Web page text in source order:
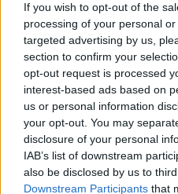
If you wish to opt-out of the
processing of your personal
targeted advertising by us,
section to confirm your
opt-out request is processed
interest-based ads based on
us or personal information
your opt-out. You may
disclosure of your personal
IAB’s list of downstream
also be disclosed by us to
Downstream Participants that
ΠΡΟΣΦΥΓΕΣ
«Ένα βιβλίο, ένα
τα παιδιά του Κοινωνικού
Φροντιστηρίου Μυτιλήνης
Βραβεύτηκαν οι μαθητές
προσπάθειά τους – Ο Ματίν,
πρόσφυγας, πέρασε στη
Νοσηλευτική του
Πανεπιστημίου
Για τον «πυρηνικό εφιάλτη»